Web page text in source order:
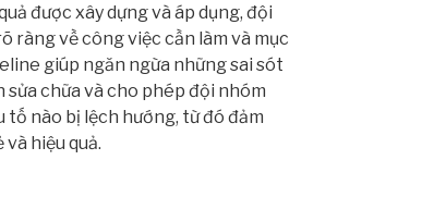
được xây dựng và áp dụng, đội
ràng về công việc cần làm và mục
giúp ngăn ngừa những sai sót
chữa và cho phép đội nhóm
nào bị lệch hướng, từ đó đảm
hiệu quả.